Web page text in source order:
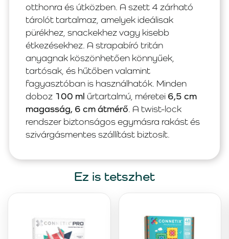
otthonra és útközben. A szett 4 zárható
tárolót tartalmaz, amelyek ideálisak
pürékhez, snackekhez vagy kisebb
étkezésekhez. A strapabíró tritán
anyagnak köszönhetően könnyűek,
tartósak, és hűtőben valamint
fagyasztóban is használhatók. Minden
doboz 100 ml űrtartalmú, méretei 6,5 cm
magasság, 6 cm átmérő. A twist-lock
rendszer biztonságos egymásra rakást és
szivárgásmentes szállítást biztosít.
Ez is tetszhet